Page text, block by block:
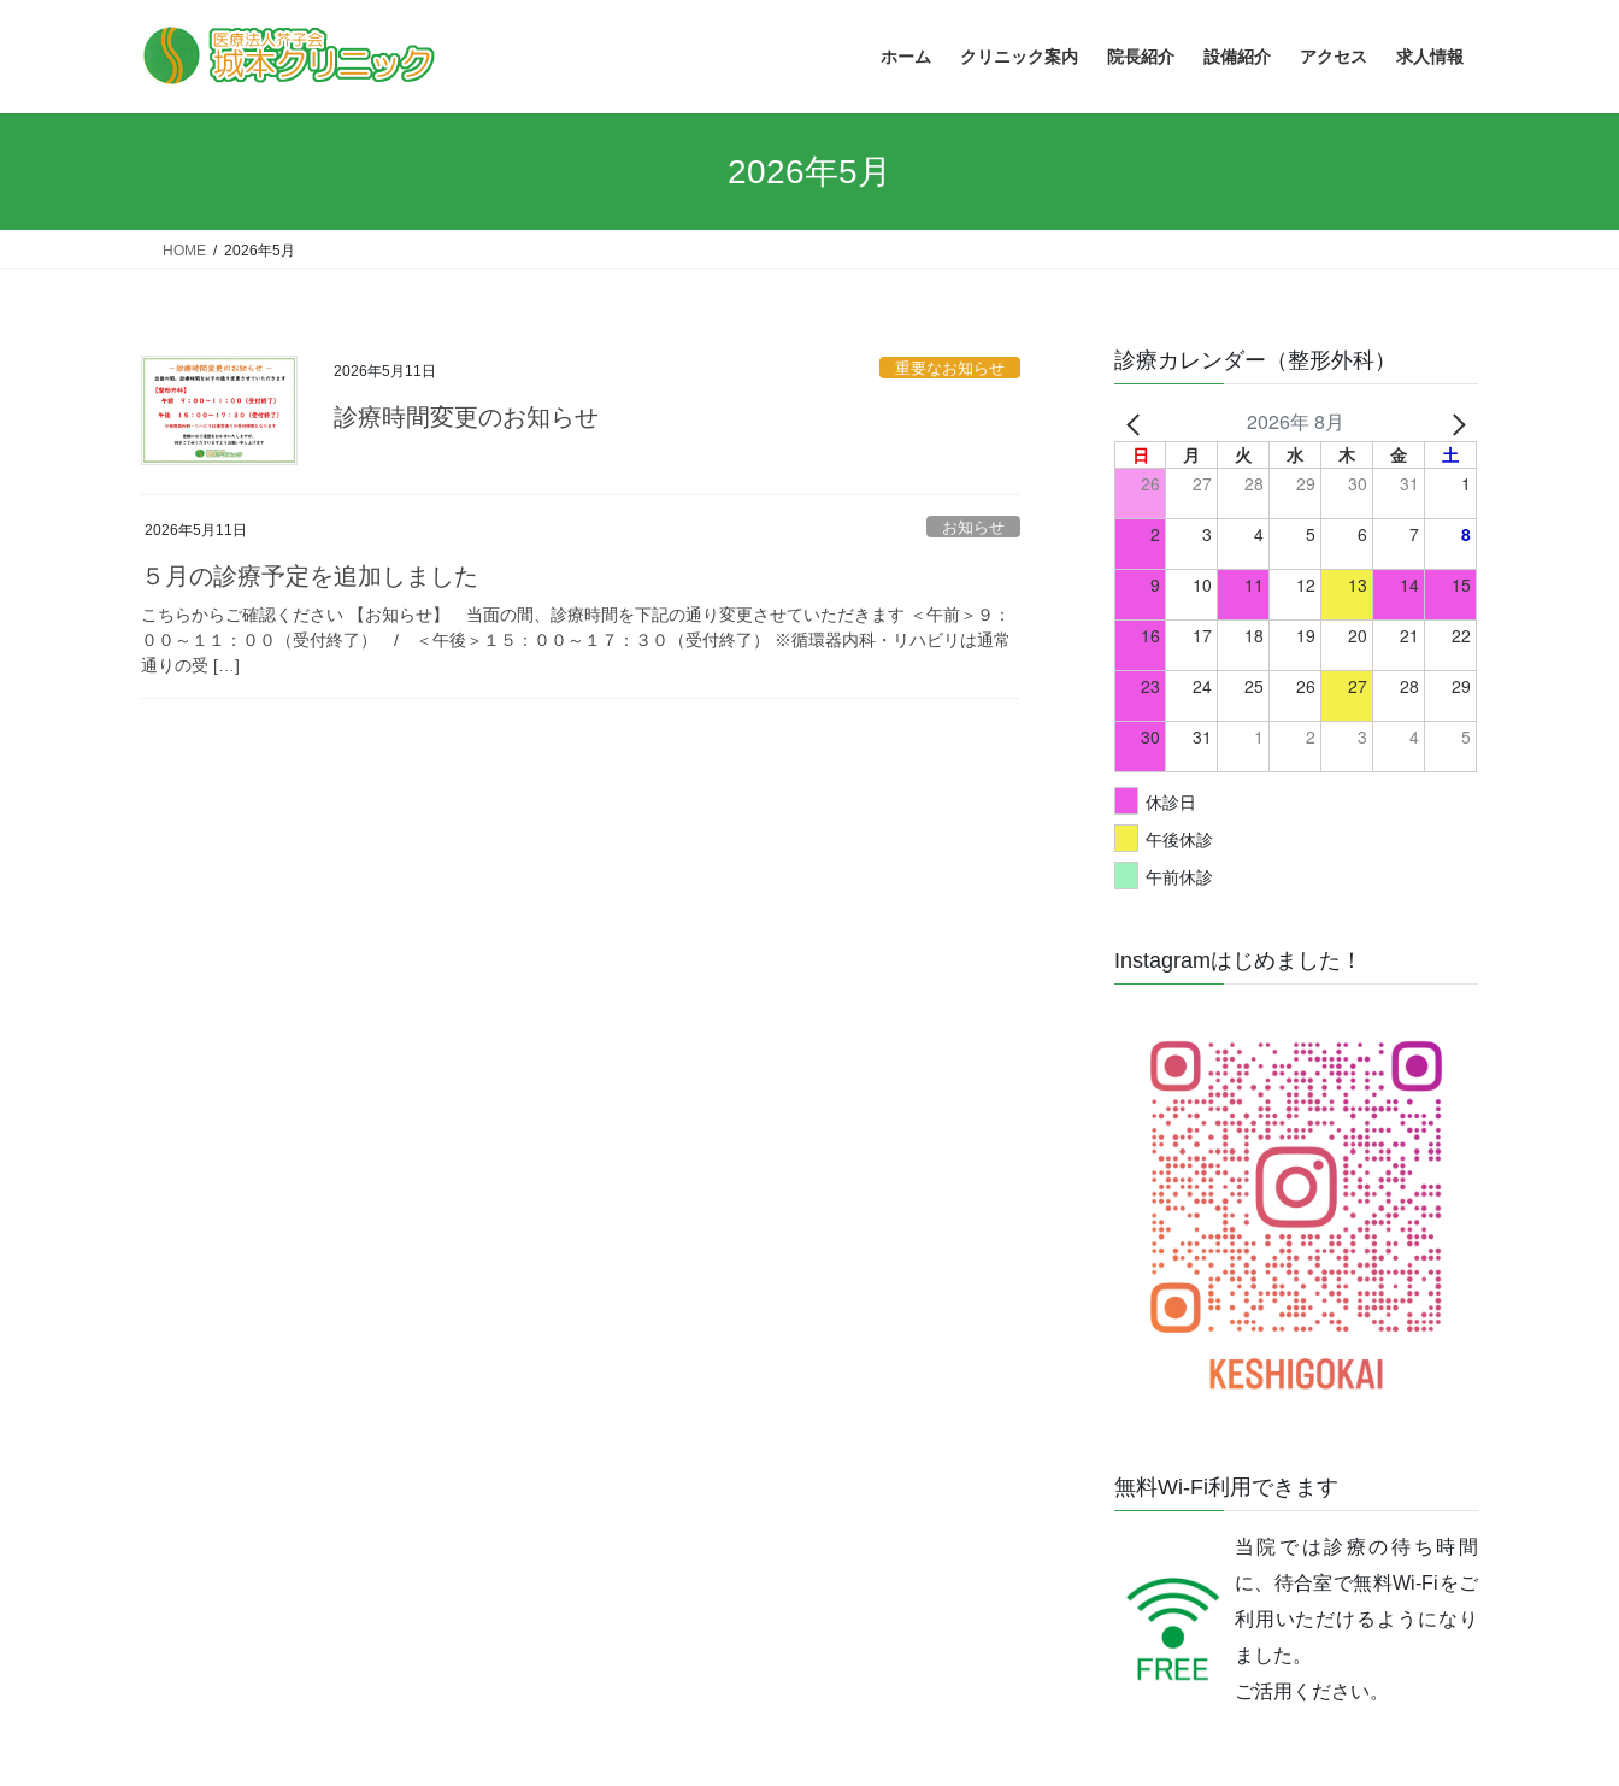
ホーム クリニック案内 院長紹介 設備紹介 アクセス 求人情報
2026年5月
HOME 2026年5月
2026年5月11日 重要なお知らせ
診療時間変更のお知らせ
2026年5月11日 お知らせ
５月の診療予定を追加しました
こちらからご確認ください 【お知らせ】 当面の間、診療時間を下記の通り変更させていただきます ＜午前＞９：
００～１１：００（受付終了） / ＜午後＞１５：００～１７：３０（受付終了） ※循環器内科・リハビリは通常
通りの受 […]
診療カレンダー（整形外科）
2026年 8月
日 月 火 水 木 金
土
26
27 28 29 30 31 1
2 3 4 5 6 7 8
9 10 11 12 13 14 15
16 17 18 19 20 21 22
23 24 25 26 27 28 29
30 31 1 2 3 4 5
休診日
午後休診
午前休診
Instagramはじめました！
無料Wi-Fi利用できます
当院では診療の待ち時間
に、待合室で無料Wi-Fiをご
利用いただけるようになり
ました。
ご活用ください。